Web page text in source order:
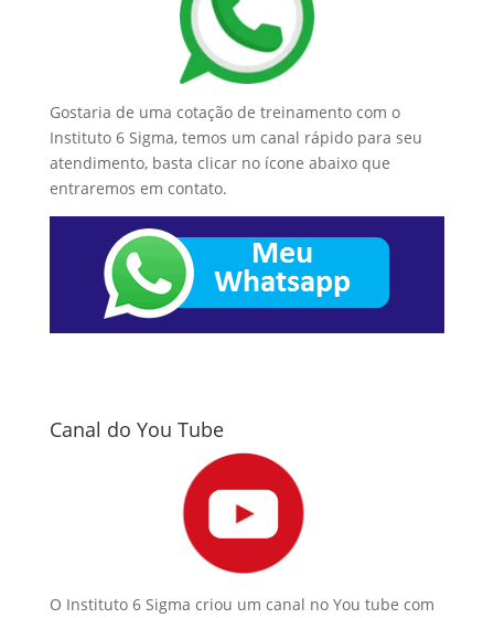
Gostaria de uma cotação de treinamento com o
Instituto 6 Sigma, temos um canal rápido para seu
atendimento, basta clicar no ícone abaixo que
entraremos em contato.
Canal do You Tube
O Instituto 6 Sigma criou um canal no You tube com